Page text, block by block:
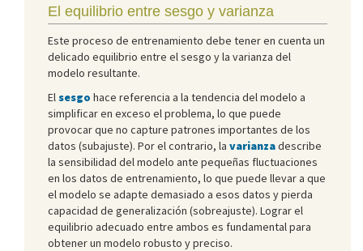
El equilibrio entre sesgo y varianza
Este proceso de entrenamiento debe tener en cuenta un
delicado equilibrio entre el sesgo y la varianza del
modelo resultante.
El sesgo hace referencia a la tendencia del modelo a
simplificar en exceso el problema, lo que puede
provocar que no capture patrones importantes de los
datos (subajuste). Por el contrario, la varianzadescribe
la sensibilidad del modelo ante pequeñas fluctuaciones
en los datos de entrenamiento, lo que puede llevar a que
el modelo se adapte demasiado a esos datos y pierda
capacidad de generalización (sobreajuste). Lograr el
equilibrio adecuado entre ambos es fundamental para
obtener un modelo robusto y preciso.